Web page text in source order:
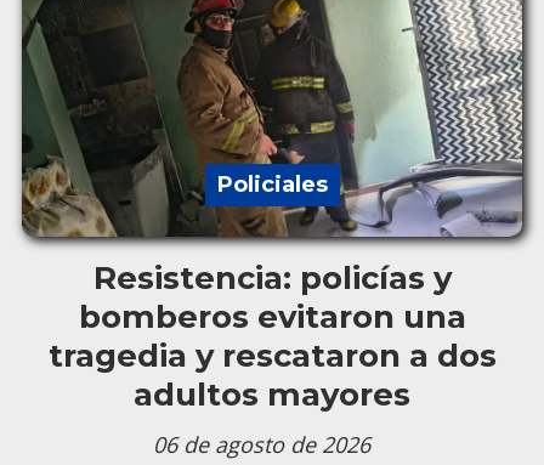
Resistencia: policías y
bomberos evitaron una
tragedia y rescataron a dos
adultos mayores
Policiales
06 de agosto de 2026